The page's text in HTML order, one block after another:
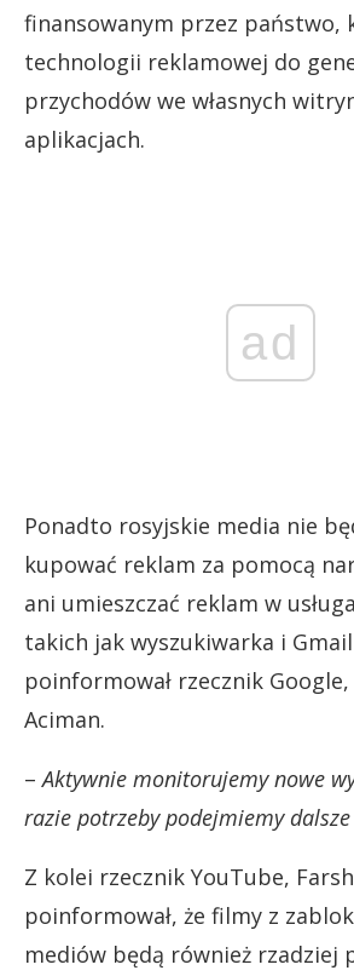
finansowanym przez państwo,
technologii reklamowej do
przychodów we własnych
aplikacjach.
ad
Ponadto rosyjskie media nie
kupować reklam za pomocą
ani umieszczać reklam w
takich jak wyszukiwarka i
poinformował rzecznik
Aciman.
–Aktywnie monitorujemy nowe
razie potrzeby podejmiemy
Z kolei rzecznik YouTube,
poinformował, że filmy z
mediów będą również rzadziej